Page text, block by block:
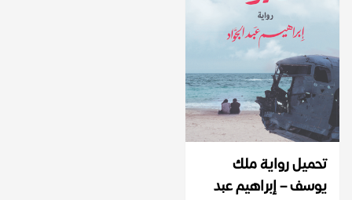
تحميل رواية ملك
يوسف – إبراهيم عبد